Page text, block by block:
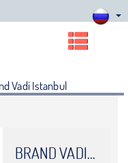
Vadi Istanbul
BRAND VADI ISTANBUL